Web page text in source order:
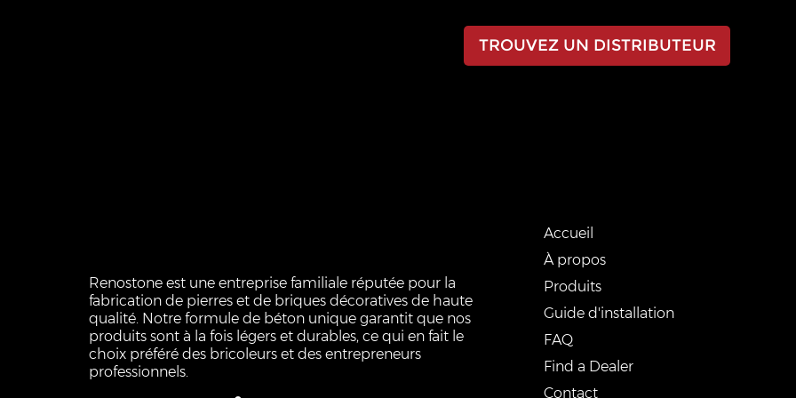
TROUVEZ UN DISTRIBUTEUR
Renostone est une entreprise familiale réputée pour la
fabrication de pierres et de briques décoratives de haute
qualité. Notre formule de béton unique garantit que nos
produits sont à la fois légers et durables, ce qui en fait le
choix préféré des bricoleurs et des entrepreneurs
professionnels.
Accueil
À propos
Produits
Guide d'installation
FAQ
Find a Dealer
Contact